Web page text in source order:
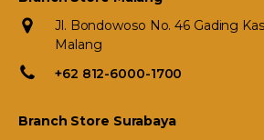
Jl. Bondowoso No. 46 Gading
Malang
+62 812-6000-1700
Branch Store Surabaya